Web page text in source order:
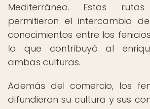
Mediterráneo. Estas rutas
permitieron el intercambio
conocimientos entre los
lo que contribuyó al
ambas culturas.
Además del comercio, los
difundieron su cultura y sus